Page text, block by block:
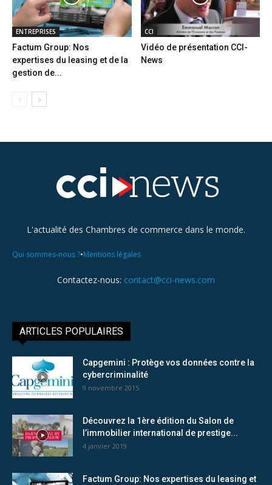
ENTREPRISES
Factum Group: Nos
expertises du leasing et de la
gestion de...
CCI
Vidéo de présentation CCI-
News
L'actualité des Chambres de commerce dans le monde.
Qui sommes-nous ?•Mentions légales
Contactez-nous: contact@cci-news.com
ARTICLES POPULAIRES
Capgemini : Protège vos données contre la
cybercriminalité
9 novembre 2015
Découvrez la 1ère édition du Salon de
l’immobilier international de prestige...
4 janvier 2019
Factum Group: Nos expertises du leasing et